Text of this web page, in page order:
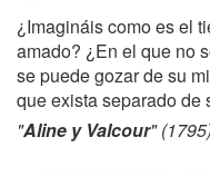
¿Imagináis como es el
amado? ¿En el que no
se puede gozar de su
que exista separado de
"Aline y Valcour"